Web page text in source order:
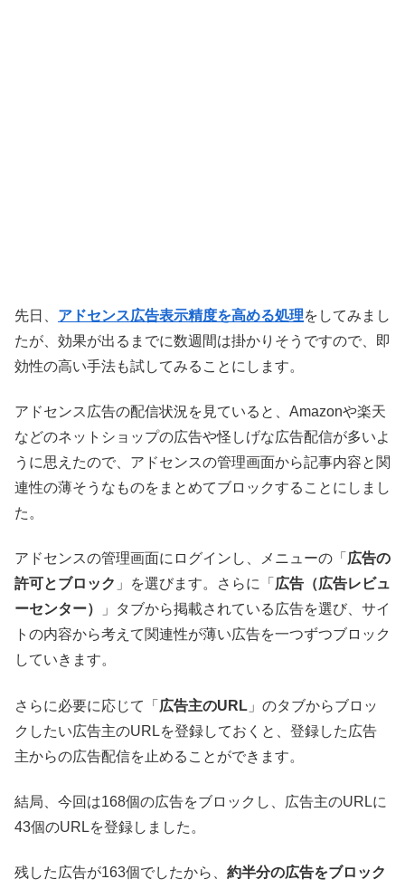
先日、 アドセンス広告表示精度を高める処理をしてみまし
たが、効果が出るまでに数週間は掛かりそうですので、即
効性の高い手法も試してみることにします。
アドセンス広告の配信状況を見ていると、Amazonや楽天
などのネットショップの広告や怪しげな広告配信が多いよ
うに思えたので、アドセンスの管理画面から記事内容と関
連性の薄そうなものをまとめてブロックすることにしまし
た。
アドセンスの管理画面にログインし、メニューの「 広告の
許可とブロック 」を選びます。さらに「 広告（広告レビュ
ーセンター）
」タブから掲載されている広告を選び、サイ
トの内容から考えて関連性が薄い広告を一つずつブロック
していきます。
さらに必要に応じて「 広告主のURL 」のタブからブロッ
クしたい広告主のURLを登録しておくと、登録した広告
主からの広告配信を止めることができます。
結局、今回は168個の広告をブロックし、広告主のURLに
43個のURLを登録しました。
残した広告が163個でしたから、 約半分の広告をブロック